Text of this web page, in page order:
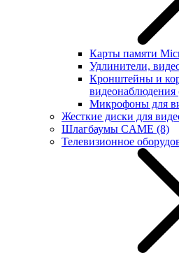
Карты памяти
Удлинители,
Кронштейны и
видеонаблюдения
Микрофоны для
Жесткие диски для
Шлагбаумы CAME (8)
Телевизионное